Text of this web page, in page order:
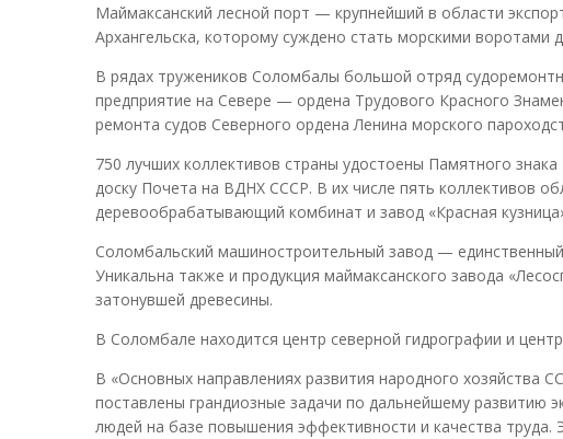
Маймаксанский лесной порт — крупнейший в области
Архангельска, которому суждено стать морскими воротами
В рядах тружеников Соломбалы большой отряд
предприятие на Севере — ордена Трудового Красного
ремонта судов Северного ордена Ленина морского
750 лучших коллективов страны удостоены Памятного
доску Почета на ВДНХ СССР. В их числе пять коллективов
деревообрабатывающий комбинат и завод «Красная
Соломбальский машиностроительный завод —
Уникальна также и продукция маймаксанского завода
затонувшей древесины.
В Соломбале находится центр северной гидрографии и
В «Основных направлениях развития народного хозяйства
поставлены грандиозные задачи по дальнейшему развитию
людей на базе повышения эффективности и качества